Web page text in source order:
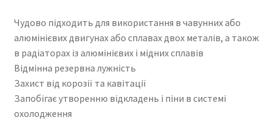
Чудово підходить для використання в чавунних або
алюмінієвих двигунах або сплавах двох металів, а також
в радіаторах із алюмінієвих і мідних сплавів
Відмінна резервна лужність
Захист від корозії та кавітації
Запобігає утворенню відкладень і піни в системі
охолодження